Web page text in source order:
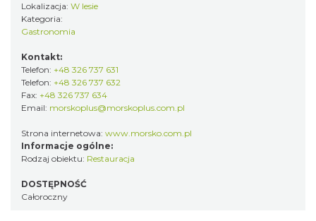
Lokalizacja: W lesie
Kategoria:
Gastronomia
Kontakt:
Telefon: +48 326 737 631
Telefon: +48 326 737 632
Fax: +48 326 737 634
Email: morskoplus@morskoplus.com.pl
Strona internetowa: www.morsko.com.pl
Informacje ogólne:
Rodzaj obiektu: Restauracja
DOSTĘPNOŚĆ
Całoroczny